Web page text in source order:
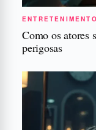
ENTRETENIMENTO
Como os atores
perigosas